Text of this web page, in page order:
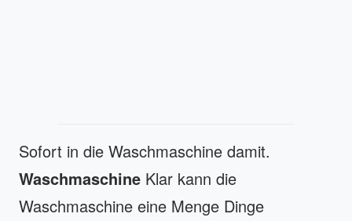
Sofort in die Waschmaschine damit.
Waschmaschine Klar kann die
Waschmaschine eine Menge Dinge